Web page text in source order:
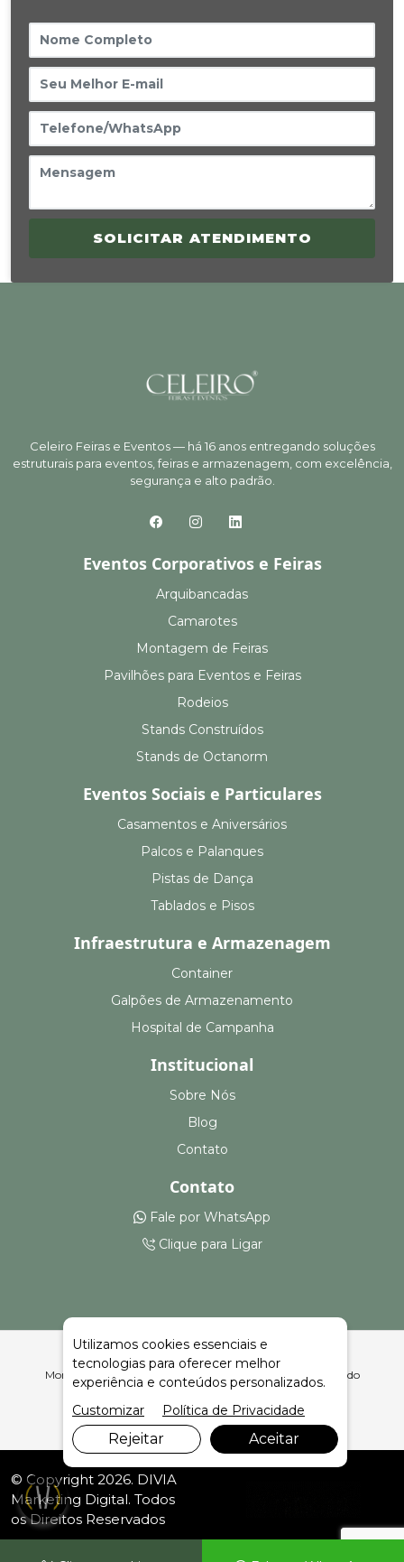
SOLICITAR ATENDIMENTO
Celeiro Feiras e Eventos — há 16 anos entregando soluções
estruturais para eventos, feiras e armazenagem, com excelência,
segurança e alto padrão.
Eventos Corporativos e Feiras
Arquibancadas
Camarotes
Montagem de Feiras
Pavilhões para Eventos e Feiras
Rodeios
Stands Construídos
Stands de Octanorm
Eventos Sociais e Particulares
Casamentos e Aniversários
Palcos e Palanques
Pistas de Dança
Tablados e Pisos
Infraestrutura e Armazenagem
Container
Galpões de Armazenamento
Hospital de Campanha
Institucional
Sobre Nós
Blog
Contato
Contato
Fale por WhatsApp
Clique para Ligar
Montagem e Aluguel de Montagem de Feiras em Santana do
Itararé | Celeiro Feiras e Eventos
© Copyright 2026. DIVIA
Marketing Digital. Todos
os Direitos Reservados
Utilizamos cookies essenciais e
tecnologias para oferecer melhor
experiência e conteúdos personalizados.
Customizar
Política de Privacidade
Rejeitar Aceitar